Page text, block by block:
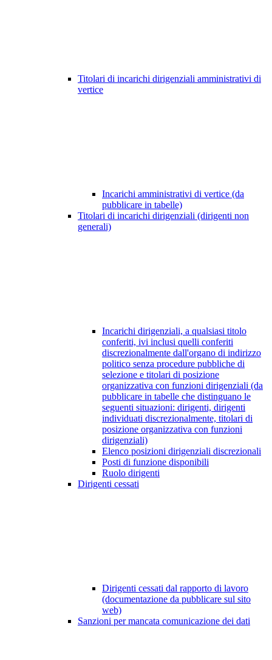
Titolari di incarichi dirigenziali amministrativi di
vertice
Incarichi amministrativi di vertice (da
pubblicare in tabelle)
Titolari di incarichi dirigenziali (dirigenti non
generali)
Incarichi dirigenziali, a qualsiasi titolo
conferiti, ivi inclusi quelli conferiti
discrezionalmente dall'organo di indirizzo
politico senza procedure pubbliche di
selezione e titolari di posizione
organizzativa con funzioni dirigenziali (da
pubblicare in tabelle che distinguano le
seguenti situazioni: dirigenti, dirigenti
individuati discrezionalmente, titolari di
posizione organizzativa con funzioni
dirigenziali)
Elenco posizioni dirigenziali discrezionali
Posti di funzione disponibili
Ruolo dirigenti
Dirigenti cessati
Dirigenti cessati dal rapporto di lavoro
(documentazione da pubblicare sul sito
web)
Sanzioni per mancata comunicazione dei dati